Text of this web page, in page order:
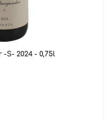
Dönnhoff Weißburgunder -S- 2024 - 0,75l